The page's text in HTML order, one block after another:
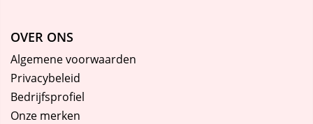
OVER ONS
Algemene voorwaarden
Privacybeleid
Bedrijfsprofiel
Onze merken